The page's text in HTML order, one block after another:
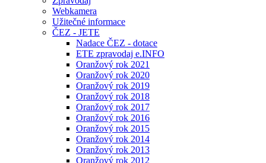
Webkamera
Užitečné informace
ČEZ - JETE
Nadace ČEZ - dotace
ETE zpravodaj e.INFO
Oranžový rok 2021
Oranžový rok 2020
Oranžový rok 2019
Oranžový rok 2018
Oranžový rok 2017
Oranžový rok 2016
Oranžový rok 2015
Oranžový rok 2014
Oranžový rok 2013
Oranžový rok 2012